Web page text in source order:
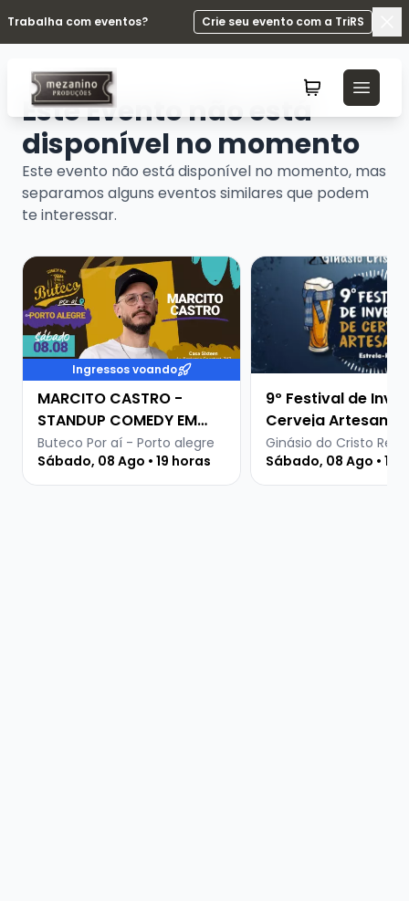
Trabalha com eventos?
Crie seu evento com a TriRS
Este Evento não está
disponível no momento
Este evento não está disponível no momento, mas
separamos alguns eventos similares que podem
te interessar.
Veja mais sobre MARCITO CASTRO - STANDUP
Ingressos voando
MARCITO CASTRO -
STANDUP COMEDY EM
PORTO ALEGRE
Buteco Por aí - Porto alegre
Sábado, 08 Ago • 19 horas
Veja mais sobre 9º
9º Festival de
Cerveja Artesanal
Ginásio do Cristo Rei -
Sábado, 08 Ago • 15